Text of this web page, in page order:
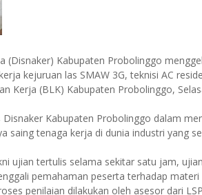
(Disnaker) Kabupaten Probolinggo
kejuruan las SMAW 3G, teknisi AC
Kerja (BLK) Kabupaten Probolinggo,
Kabupaten Probolinggo dalam
saing tenaga kerja di dunia industri yang
ujian tertulis selama sekitar satu jam,
pemahaman peserta terhadap
penilaian dilakukan oleh asesor dari